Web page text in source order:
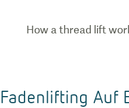
How a thread lift
Fadenlifting Auf